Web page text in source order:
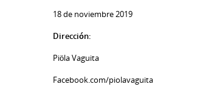
18 de noviembre 2019
Dirección:
Piöla Vaguita
Facebook.com/piolavaguita